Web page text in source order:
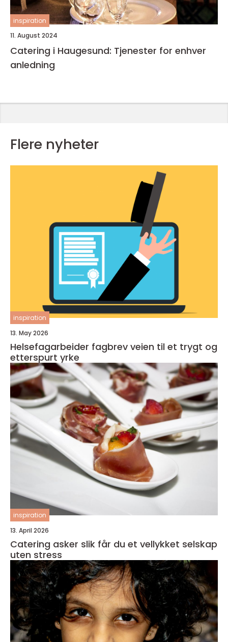
inspiration
11. August 2024
Catering i Haugesund: Tjenester for enhver
anledning
Flere nyheter
inspiration
13. May 2026
Helsefagarbeider fagbrev veien til et trygt og
etterspurt yrke
inspiration
13. April 2026
Catering asker slik får du et vellykket selskap
uten stress